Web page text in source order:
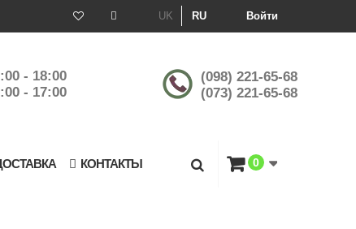
Войти
UK RU
- 18:00
- 17:00
(098) 221-65-68
(073) 221-65-68
КОНТАКТЫ 0